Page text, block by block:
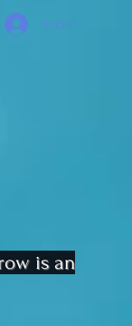
Iniciar sesión
is an